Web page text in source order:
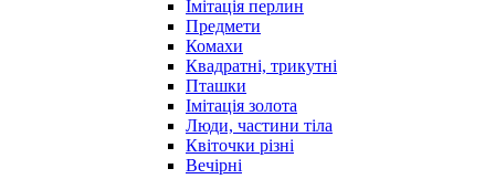
Імітація перлин
Предмети
Комахи
Квадратні, трикутні
Пташки
Імітація золота
Люди, частини тіла
Квіточки різні
Вечірні